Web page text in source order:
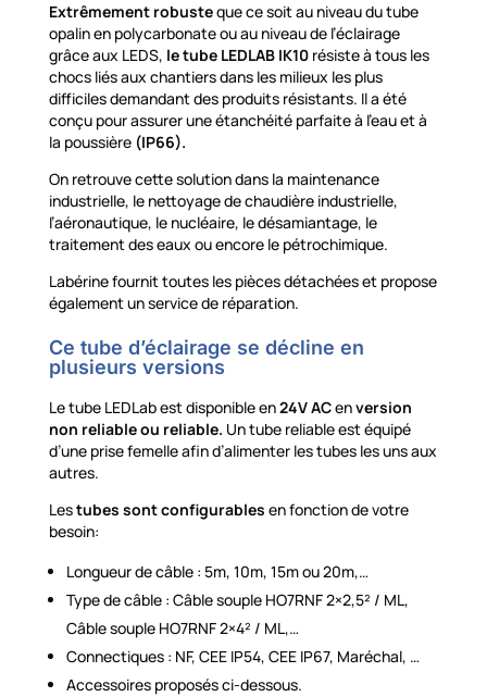
Extrêmement robusteque ce soit au niveau du tube
opalin en polycarbonate ou au niveau de l’éclairage
grâce aux LEDS, le tube LEDLAB IK10résiste à tous les
chocs liés aux chantiers dans les milieux les plus
difficiles demandant des produits résistants. Il a été
conçu pour assurer une étanchéité parfaite à l’eau et à
la poussière (IP66).
On retrouve cette solution dans la maintenance
industrielle, le nettoyage de chaudière industrielle,
l’aéronautique, le nucléaire, le désamiantage, le
traitement des eaux ou encore le pétrochimique.
Labérine fournit toutes les pièces détachées et propose
également un service de réparation.
Ce tube d’éclairage se décline en
plusieurs versions
Le tube LEDLab est disponible en24V ACenversion
non reliable ou reliable. Un tube reliable est équipé
d’une prise femelle afin d’alimenter les tubes les uns aux
autres.
Lestubes sont configurables en fonction de votre
besoin:
Longueur de câble : 5m, 10m, 15m ou 20m,…
Type de câble : Câble souple HO7RNF 2×2,5² / ML,
Câble souple HO7RNF 2×4² / ML,…
Connectiques : NF, CEE IP54, CEE IP67, Maréchal, …
Accessoires proposés ci-dessous.